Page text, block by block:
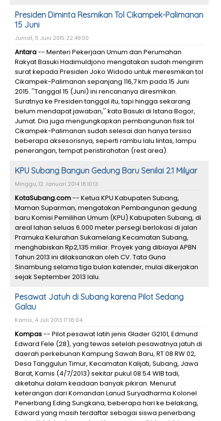
Presiden Diminta Resmikan Tol Cikampek-Palimanan
15 Juni
Jumat, 5 Juni 2015 22:49:00
Antara-- Menteri Pekerjaan Umum dan Perumahan
Rakyat Basuki Hadimuldjono mengatakan sudah mengirim
surat kepada Presiden Joko Widodo untuk meresmikan tol
Cikampek-Palimanan sepanjang 116,7 km pada 15 Juni
2015. ''Tanggal 15 (Juni) ini rencananya diresmikan.
Suratnya ke Presiden tanggal itu, tapi hingga sekarang
belum mendapat jawaban,'' kata Basuki di Istana Bogor,
Jumat. Dia juga mengungkapkan pembangunan fisik tol
Cikampek-Palimanan sudah selesai dan hanya tersisa
beberapa aksesorisnya, seperti rambu lalu lintas, lampu
penerangan, tempat peristirahatan (rest area).
KPU Subang Bangun Gedung Baru Senilai 2.1 Milyar
Minggu, 12 Januari 2014 18:10:13
KotaSubang.com-- Ketua KPU Kabupaten Subang,
Maman Suparman, mengatakan Pembangunan gedung
baru Komisi Pemilihan Umum (KPU) Kabupaten Subang, di
areal lahan seluas 6.000 meter persegi berlokasi di jalan
Pramuka Kelurahan Sukamelang Kecamatan Subang,
menghabiskan Rp2,135 miliar. Proyek yang dibiayai APBN
Tahun 2013 ini dilaksanakan oleh CV. Tata Guna
Sinambung selama tiga bulan kalender, mulai dikerjakan
sejak September 2013 lalu.
Pesawat Jatuh di Subang karena Pilot Sedang
Galau
Kamis, 4 Juli 2013 17:18:04
Kompas-- Pilot pesawat latih jenis Glader G2101, Edmund
Edward Fele (28), yang tewas setelah pesawatnya jatuh di
daerah perkebunan Kampung Sawah Baru, RT 08 RW 02,
Desa Tanggulun Timur, Kecamatan Kalijati, Subang, Jawa
Barat, Kamis (4/7/2013) sekitar pukul 08.54 WIB tadi,
diketahui dalam keadaan banyak pikiran. Menurut
keterangan dari Komandan Lanud Suryadharma Kolonel
Penerbang Eding Sungkana, beberapa hari ke belakang,
Edward yang masih terdaftar sebagai siswa penerbang